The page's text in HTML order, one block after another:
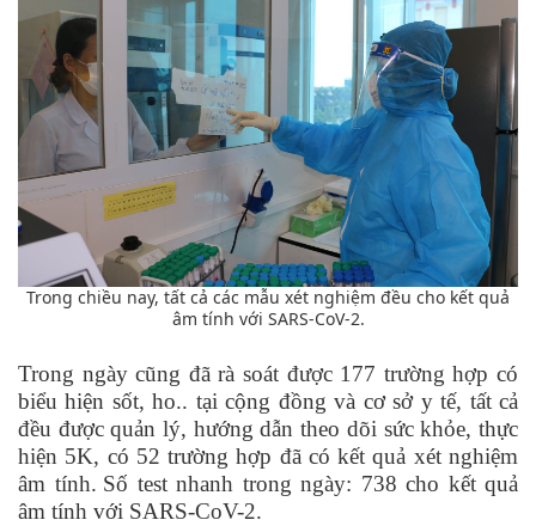
Trong chiều nay, tất cả các mẫu xét nghiệm đều cho kết quả
âm tính với SARS-CoV-2.
Trong ngàycũng đãrà soát được 177 trường hợp có
biểu hiện sốt, ho.. tại cộng đồng và cơ sở y tế, tất cả
đều được quản lý, hướng dẫn theo dõi sức khỏe, thực
hiện 5K, có 52 trường hợp đã có kết quả xét nghiệm
âm tính. Số test nhanh trong ngày: 738 cho kết quả
âm tính với SARS-CoV-2.